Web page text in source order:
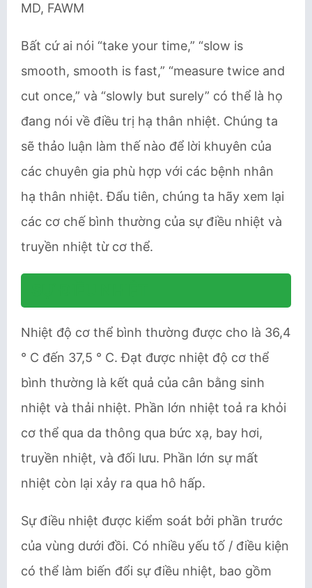
MD, FAWM
Bất cứ ai nói “take your time,” “slow is
smooth, smooth is fast,” “measure twice and
cut once,” và “slowly but surely” có thể là họ
đang nói về điều trị hạ thân nhiệt. Chúng ta
sẽ thảo luận làm thế nào để lời khuyên của
các chuyên gia phù hợp với các bệnh nhân
hạ thân nhiệt. Đẩu tiên, chúng ta hãy xem lại
các cơ chế bình thường của sự điều nhiệt và
truyền nhiệt từ cơ thể.
Nhiệt độ cơ thể bình thường được cho là 36,4
° C đến 37,5 ° C. Đạt được nhiệt độ cơ thể
bình thường là kết quả của cân bằng sinh
nhiệt và thải nhiệt. Phần lớn nhiệt toả ra khỏi
cơ thể qua da thông qua bức xạ, bay hơi,
truyền nhiệt, và đối lưu. Phần lớn sự mất
nhiệt còn lại xảy ra qua hô hấp.
Sự điều nhiệt được kiểm soát bởi phần trước
của vùng dưới đồi. Có nhiều yếu tố / điều kiện
có thể làm biến đổi sự điều nhiệt, bao gồm